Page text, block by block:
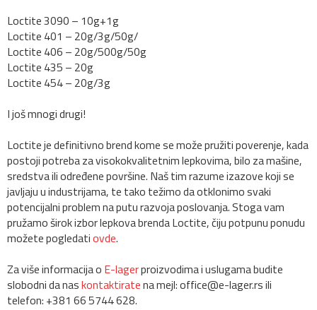
Loctite 3090 – 10g+1g
Loctite 401 – 20g/3g/50g/
Loctite 406 – 20g/500g/50g
Loctite 435 – 20g
Loctite 454 – 20g/3g
I još mnogi drugi!
Loctite je definitivno brend kome se može pružiti poverenje, kada
postoji potreba za visokokvalitetnim lepkovima, bilo za mašine,
sredstva ili određene površine. Naš tim razume izazove koji se
javljaju u industrijama, te tako težimo da otklonimo svaki
potencijalni problem na putu razvoja poslovanja. Stoga vam
pružamo širok izbor lepkova brenda Loctite, čiju potpunu ponudu
možete pogledatiovde.
Za više informacija o E-lagerproizvodima i uslugama budite
slobodni da naskontaktiratena mejl: office@e-lager.rs ili
telefon: +381 66 5744 628.